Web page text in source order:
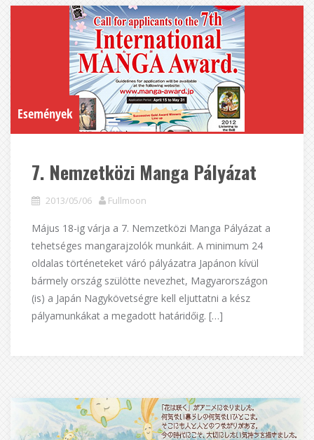
Események
7. Nemzetközi Manga Pályázat
2013/05/06 Fullmoon
Május 18-ig várja a 7. Nemzetközi Manga Pályázat a
tehetséges mangarajzolók munkáit. A minimum 24
oldalas történeteket váró pályázatra Japánon kívül
bármely ország szülötte nevezhet, Magyarországon
(is) a Japán Nagykövetségre kell eljuttatni a kész
pályamunkákat a megadott határidőig. […]